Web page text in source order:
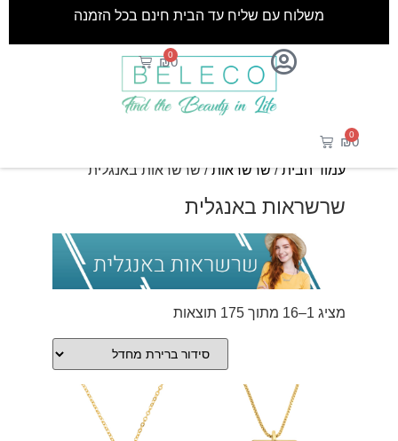
₪0
0
משלוח עם שליח עד הבית חינם בכל הזמנה
₪0
0
עמוד הבית/שרשראות/ שרשראות באנגלית
שרשראות באנגלית
מציג 1–16 מתוך 175 תוצאות